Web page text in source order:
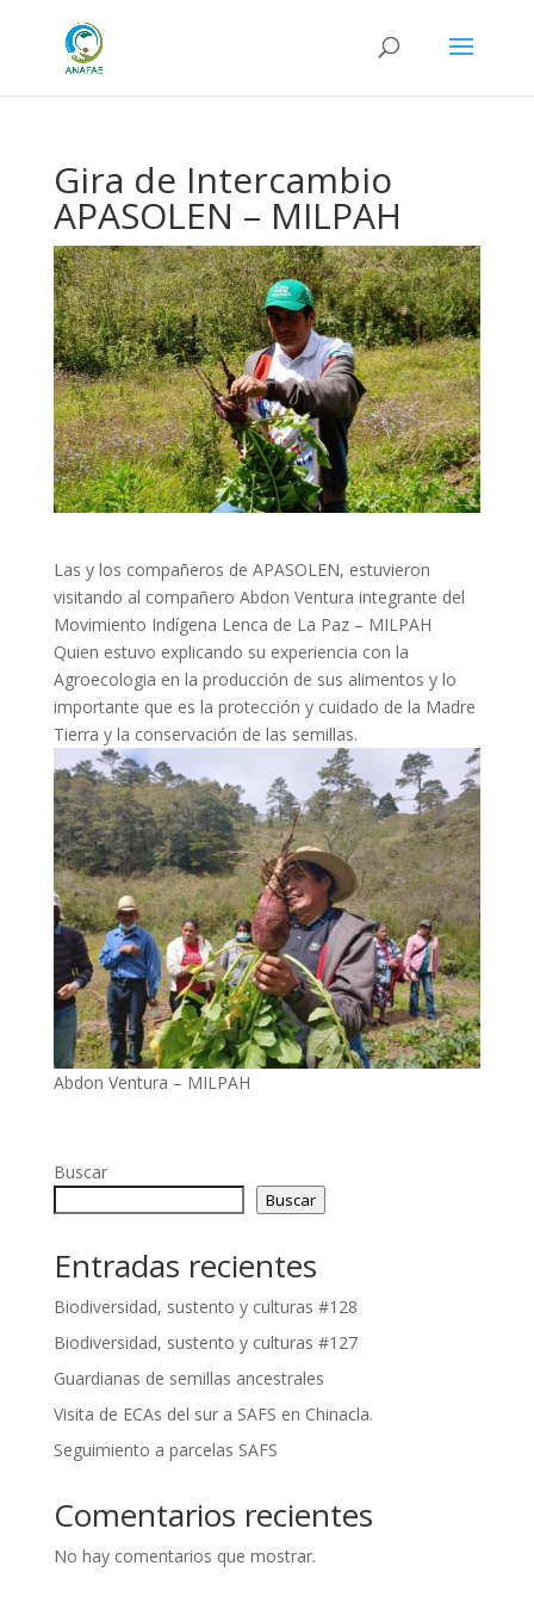
Gira de Intercambio
APASOLEN – MILPAH
Las y los compañeros de APASOLEN, estuvieron
visitando al compañero Abdon Ventura integrante del
Movimiento Indígena Lenca de La Paz – MILPAH
Quien estuvo explicando su experiencia con la
Agroecologia en la producción de sus alimentos y lo
importante que es la protección y cuidado de la Madre
Tierra y la conservación de las semillas.
Abdon Ventura – MILPAH
Buscar
Buscar
Entradas recientes
Biodiversidad, sustento y culturas #128
Biodiversidad, sustento y culturas #127
Guardianas de semillas ancestrales
Visita de ECAs del sur a SAFS en Chinacla.
Seguimiento a parcelas SAFS
Comentarios recientes
No hay comentarios que mostrar.